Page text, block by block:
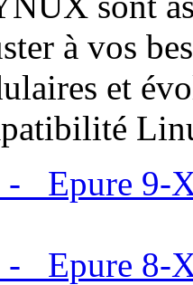
à vos
et
Epure 9-
Epure 8-